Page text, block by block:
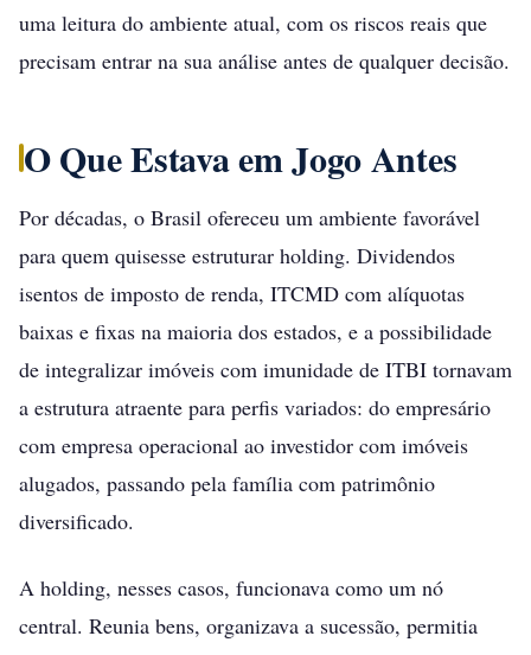
uma leitura do ambiente atual, com os riscos reais que
precisam entrar na sua análise antes de qualquer decisão.
O Que Estava em Jogo Antes
Por décadas, o Brasil ofereceu um ambiente favorável
para quem quisesse estruturar holding. Dividendos
isentos de imposto de renda, ITCMD com alíquotas
baixas e fixas na maioria dos estados, e a possibilidade
de integralizar imóveis com imunidade de ITBI tornavam
a estrutura atraente para perfis variados: do empresário
com empresa operacional ao investidor com imóveis
alugados, passando pela família com patrimônio
diversificado.
A holding, nesses casos, funcionava como um nó
central. Reunia bens, organizava a sucessão, permitia